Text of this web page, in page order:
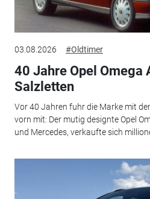
03.08.2026 #Oldtimer
40 Jahre Opel Omega
Salzletten
Vor 40 Jahren fuhr die Marke mit
vorn mit: Der mutig designte Opel
und Mercedes, verkaufte sich